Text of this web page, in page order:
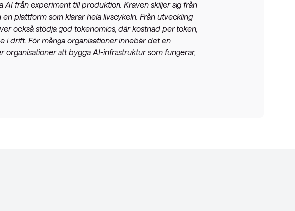
från experiment till produktion. Kraven skiljer sig från
plattform som klarar hela livscykeln. Från utveckling
också stödja god tokenomics, där kostnad per token,
i drift. För många organisationer innebär det en
att bygga AI-infrastruktur som fungerar,